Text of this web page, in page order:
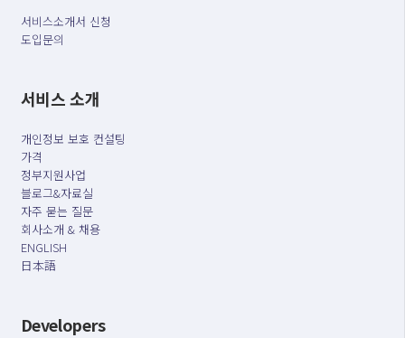
서비스소개서 신청
도입문의
서비스 소개
개인정보 보호 컨설팅
가격
정부지원사업
블로그&자료실
자주 묻는 질문
회사소개 & 채용
ENGLISH
日本語
Developers